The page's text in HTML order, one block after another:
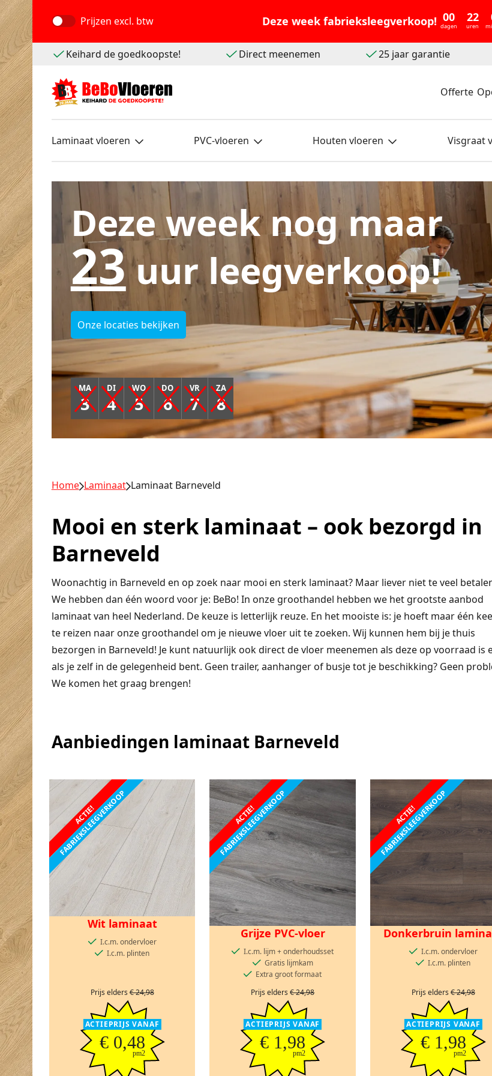
Prijzen excl. btw Deze week fabrieksleegverkoop! 00
dagen
22
uren
Keihard de goedkoopste! Direct meenemen 25 jaar garantie
Offerte
Laminaat vloeren PVC-vloeren Houten vloeren Visgraat
Deze week nog maar
23uur leegverkoop!
Onze locaties bekijken
MA
3
DI
4
WO
5
DO
6
VR
7
ZA
8
Home Laminaat Laminaat Barneveld
Mooi en sterk laminaat – ook bezorgd in
Barneveld
Woonachtig in Barneveld en op zoek naar mooi en sterk laminaat? Maar liever niet te veel
We hebben dan één woord voor je: BeBo! In onze groothandel hebben we het grootste aanbod
laminaat van heel Nederland. De keuze is letterlijk reuze. En het mooiste is: je hoeft maar één
te reizen naar onze groothandel om je nieuwe vloer uit te zoeken. Wij kunnen hem bij je thuis
bezorgen in Barneveld! Je kunt natuurlijk ook direct de vloer meenemen als deze op voorraad is
als je zelf in de gelegenheid bent. Geen trailer, aanhanger of busje tot je beschikking? Geen
We komen het graag brengen!
Aanbiedingen laminaat Barneveld
ACTIE!
FABRIEKSLEEGVERKOOP
Wit laminaat
I.c.m. ondervloer
I.c.m. plinten
Prijs elders€ 24,98
ACTIEPRIJS VANAF
€ 0,48
pm2
ACTIE!
FABRIEKSLEEGVERKOOP
Grijze PVC-vloer
I.c.m. lijm + onderhoudsset
Gratis lijmkam
Extra groot formaat
Prijs elders€ 24,98
ACTIEPRIJS VANAF
€ 1,98
pm2
ACTIE!
FABRIEKSLEEGVERKOOP
Donkerbruin
I.c.m. ondervloer
I.c.m. plinten
Prijs elders€ 24,98
ACTIEPRIJS VANAF
€ 1,98
pm2